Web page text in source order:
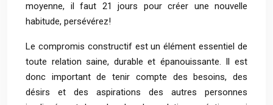
moyenne, il faut 21 jours pour créer une nouvelle
habitude, persévérez!
Le compromis constructif est un élément essentiel de
toute relation saine, durable et épanouissante. Il est
donc important de tenir compte des besoins, des
désirs et des aspirations des autres personnes